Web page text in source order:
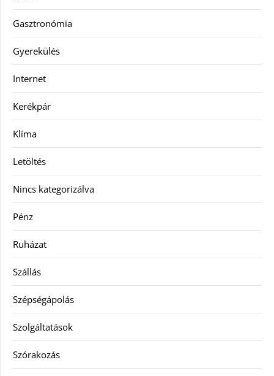
Gasztronómia
Gyerekülés
Internet
Kerékpár
Klíma
Letöltés
Nincs kategorizálva
Pénz
Ruházat
Szállás
Szépségápolás
Szolgáltatások
Szórakozás